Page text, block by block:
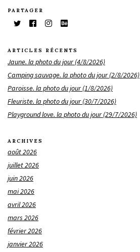
PARTAGER
ARTICLES RÉCENTS
Jaune. la photo du jour (4/8/2026)
Camping sauvage. la photo du jour (2/8/2026)
Paroisse. la photo du jour (1/8/2026)
Fleuriste. la photo du jour (30/7/2026)
Playground love. la photo du jour (29/7/2026)
ARCHIVES
août 2026
juillet 2026
juin 2026
mai 2026
avril 2026
mars 2026
février 2026
janvier 2026